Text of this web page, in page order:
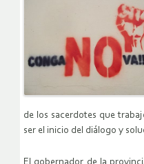
de los sacerdotes que
ser el inicio del diálogo y